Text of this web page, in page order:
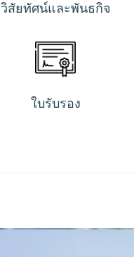
วิสัยทัศน์และพันธกิจ
ใบรับรอง